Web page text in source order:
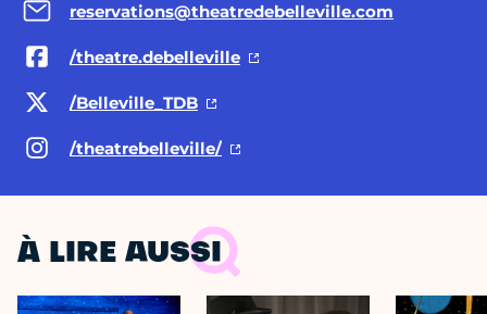
reservations@theatredebelleville.com
/theatre.debelleville
/Belleville_TDB
/theatrebelleville/
À LIRE AUSSI